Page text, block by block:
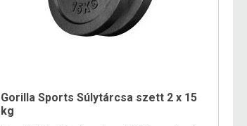
Gorilla Sports Súlytárcsa szett 2 x 15
kg